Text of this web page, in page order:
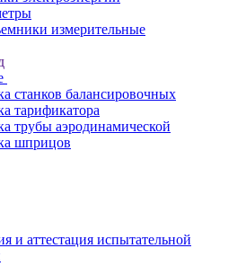
измерительные
станков балансировочных
тарификатора
трубы аэродинамической
шприцов
и аттестация испытательной